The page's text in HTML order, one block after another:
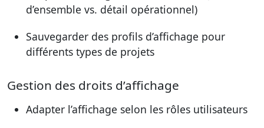
d’ensemble vs. détail opérationnel)
Sauvegarder des profils d’affichage pour
différents types de projets
Gestion des droits d’affichage
Adapter l’affichage selon les rôles utilisateurs